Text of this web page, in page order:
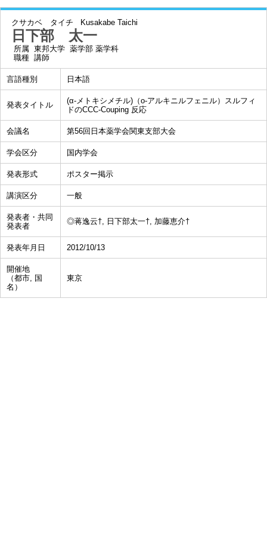
クサカベ タイチ Kusakabe Taichi
日下部 太一
所属 東邦大学 薬学部 薬学科
職種 講師
言語種別 日本語
発表タイトル
(α-メトキシメチル)（o-アルキニルフェニル）スルフィ
ドのCCC-Couping 反応
会議名 第56回日本薬学会関東支部大会
学会区分 国内学会
発表形式 ポスター掲示
講演区分 一般
発表者・共同
発表者
◎蒋逸云†, 日下部太一†, 加藤恵介†
発表年月日 2012/10/13
開催地
（都市, 国
名）
東京